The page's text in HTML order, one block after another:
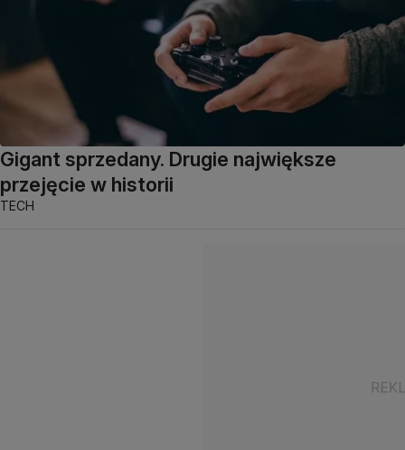
Gigant sprzedany. Drugie największe
przejęcie w historii
TECH